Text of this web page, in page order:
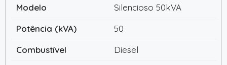
Silencioso 50kVA
50
Diesel